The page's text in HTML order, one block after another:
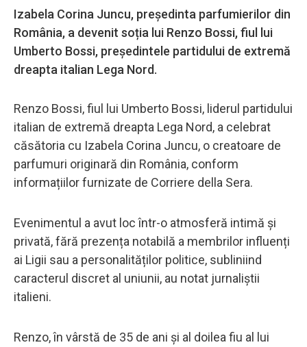
Izabela Corina Juncu, președinta parfumierilor din
România, a devenit soția lui Renzo Bossi, fiul lui
Umberto Bossi, președintele partidului de extremă
dreapta italian Lega Nord.
Renzo Bossi, fiul lui Umberto Bossi, liderul partidului
italian de extremă dreapta Lega Nord, a celebrat
căsătoria cu Izabela Corina Juncu, o creatoare de
parfumuri originară din România, conform
informațiilor furnizate de Corriere della Sera.
Evenimentul a avut loc într-o atmosferă intimă și
privată, fără prezența notabilă a membrilor influenți
ai Ligii sau a personalităților politice, subliniind
caracterul discret al uniunii, au notat jurnaliștii
italieni.
Renzo, în vârstă de 35 de ani și al doilea fiu al lui